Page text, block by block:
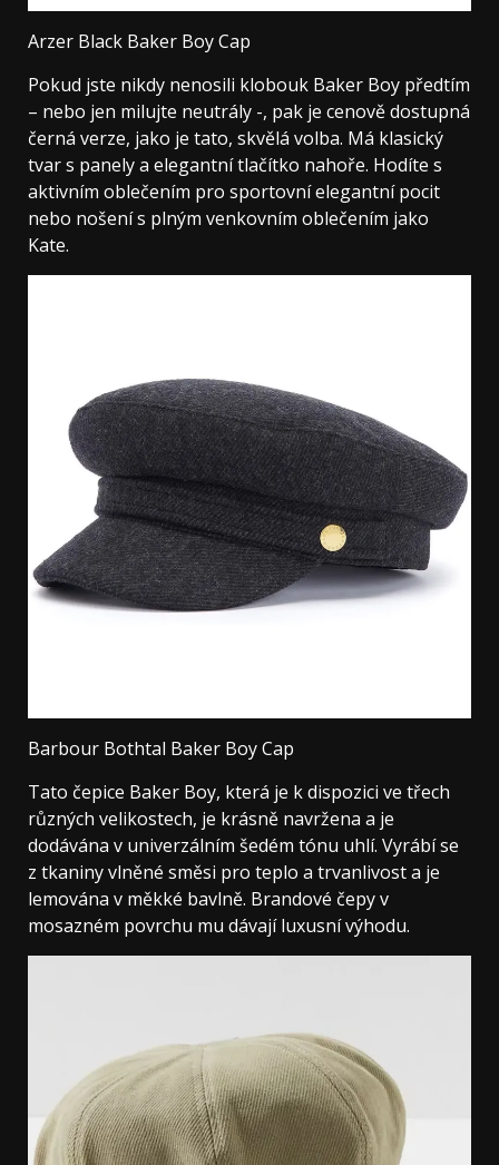
Arzer Black Baker Boy Cap
Pokud jste nikdy nenosili klobouk Baker Boy předtím
– nebo jen milujte neutrály -, pak je cenově dostupná
černá verze, jako je tato, skvělá volba. Má klasický
tvar s panely a elegantní tlačítko nahoře. Hodíte s
aktivním oblečením pro sportovní elegantní pocit
nebo nošení s plným venkovním oblečením jako
Kate.
Barbour Bothtal Baker Boy Cap
Tato čepice Baker Boy, která je k dispozici ve třech
různých velikostech, je krásně navržena a je
dodávána v univerzálním šedém tónu uhlí. Vyrábí se
z tkaniny vlněné směsi pro teplo a trvanlivost a je
lemována v měkké bavlně. Brandové čepy v
mosazném povrchu mu dávají luxusní výhodu.